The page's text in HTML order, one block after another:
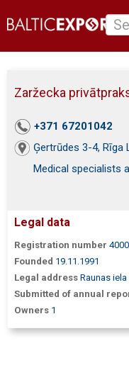
Zaržecka
+371 67201042
Ģertrūdes 3-4, Rīga
Medical specialists
Legal data
Registration number
Founded 19.11.1991
Legal address Raunas
Submitted of annual
Owners 1